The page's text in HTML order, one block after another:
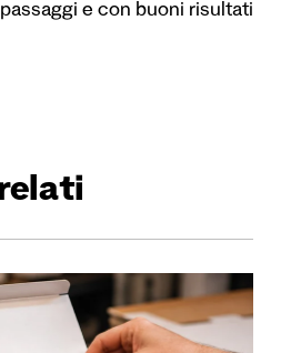
passaggi e con buoni risultati